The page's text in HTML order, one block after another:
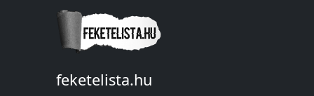
feketelista.hu